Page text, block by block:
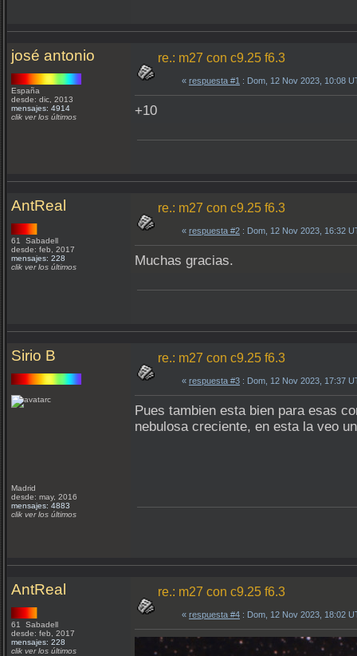
josé antonio
España
desde: dic, 2013
mensajes: 4914
clik ver los últimos
re.: m27 con c9.25 f6.3
« respuesta #1 : Dom, 12 Nov 2023, 10:08
+10
AntReal
61 Sabadell
desde: feb, 2017
mensajes: 228
clik ver los últimos
re.: m27 con c9.25 f6.3
« respuesta #2 : Dom, 12 Nov 2023, 16:32
Muchas gracias.
Sirio B
Madrid
desde: may, 2016
mensajes: 4883
clik ver los últimos
re.: m27 con c9.25 f6.3
« respuesta #3 : Dom, 12 Nov 2023, 17:37
Pues tambien esta bien para esas
nebulosa creciente, en esta la veo
AntReal
61 Sabadell
desde: feb, 2017
mensajes: 228
clik ver los últimos
re.: m27 con c9.25 f6.3
« respuesta #4 : Dom, 12 Nov 2023, 18:02